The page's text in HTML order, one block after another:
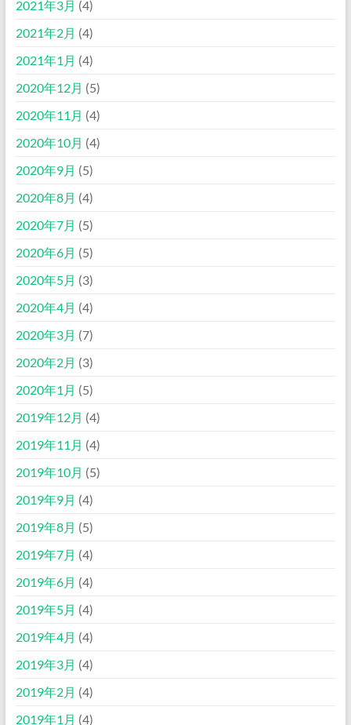
2021年3月 (4)
2021年2月 (4)
2021年1月 (4)
2020年12月 (5)
2020年11月 (4)
2020年10月 (4)
2020年9月 (5)
2020年8月 (4)
2020年7月 (5)
2020年6月 (5)
2020年5月 (3)
2020年4月 (4)
2020年3月 (7)
2020年2月 (3)
2020年1月 (5)
2019年12月 (4)
2019年11月 (4)
2019年10月 (5)
2019年9月 (4)
2019年8月 (5)
2019年7月 (4)
2019年6月 (4)
2019年5月 (4)
2019年4月 (4)
2019年3月 (4)
2019年2月 (4)
2019年1月 (4)